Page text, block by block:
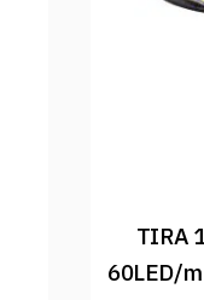
TIRA
60LED/